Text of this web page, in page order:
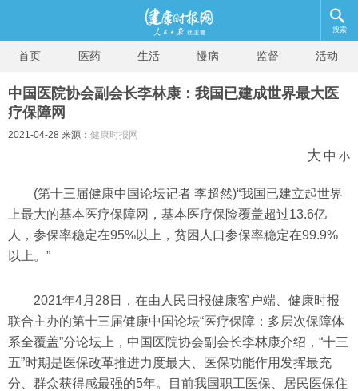
搜索
首页 医药 生活 慢病 监督 活动
中国医院协会副会长李林康：我国已建成世界最大医
疗保障网
2021-04-28 来源： 健康时报网
大 中 小
(第十三届健康中国论坛记者 李超然)“我国已建立起世界
上最大的基本医疗保障网，基本医疗保险覆盖超过13.6亿
人，参保率稳定在95%以上，贫困人口参保率稳定在99.9%
以上。”
2021年4月28日，在由人民日报健康客户端、健康时报
联合主办的第十三届健康中国论坛“医疗保障：多层次保障体
系全覆盖”分论坛上，中国医院协会副会长李林康介绍，“十三
五”时期是医保改革推进力度最大、医保功能作用发挥最充
分、群众获得感最强的5年。目前我国职工医保、居民医保住